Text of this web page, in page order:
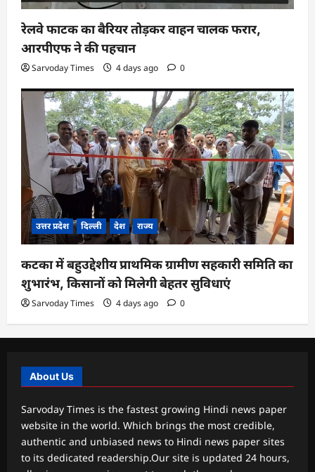
रेलवे फाटक का बैरियर तोड़कर वाहन चालक फरार,
आरपीएफ ने की पहचान
Sarvoday Times 4 days ago 0
उत्तर प्रदेश दिल्ली देश राज्य
कटका में बहुउद्देशीय प्राथमिक ग्रामीण सहकारी समिति का
शुभारंभ, किसानों को मिलेगी बेहतर सुविधाएं
Sarvoday Times 4 days ago 0
About Us
Sarvoday Times is the fastest growing Hindi news paper
website in the world. Which brings the most credible,
authentic and unbiased news to Hindi news paper sites
to its dedicated readership.Our site is updated 24 hours,